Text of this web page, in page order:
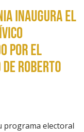
inaugura el
por el
Roberto
programa electoral